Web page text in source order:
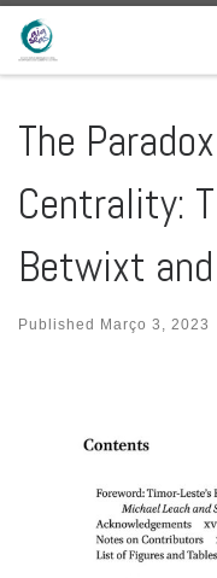
Skip to content
The
Centrality:
Betwixt
Published Março 3, 2023